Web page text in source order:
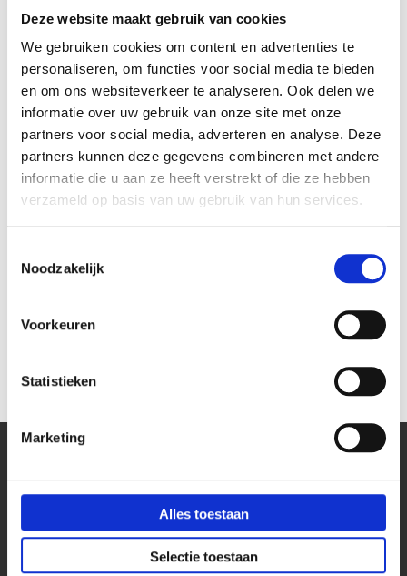
Deze website maakt gebruik van cookies
We gebruiken cookies om content en advertenties te
personaliseren, om functies voor social media te bieden
en om ons websiteverkeer te analyseren. Ook delen we
informatie over uw gebruik van onze site met onze
partners voor social media, adverteren en analyse. Deze
partners kunnen deze gegevens combineren met andere
informatie die u aan ze heeft verstrekt of die ze hebben
verzameld op basis van uw gebruik van hun services.
Noodzakelijk
Voorkeuren
Statistieken
Marketing
Alles toestaan
Selectie toestaan
Opbouw
Stekkerblokken
Kantoor